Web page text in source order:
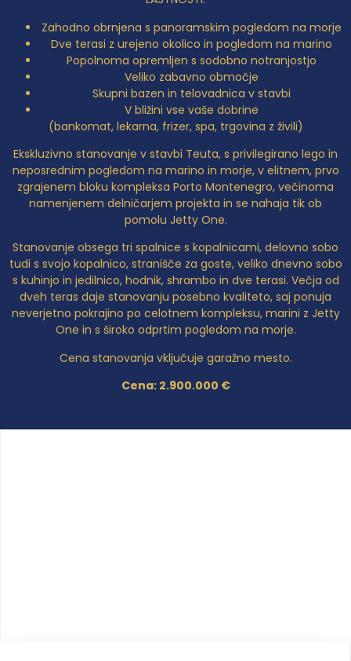
Zahodno obrnjena s panoramskim pogledom na morje
Dve terasi z urejeno okolico in pogledom na marino
Popolnoma opremljen s sodobno notranjostjo
Veliko zabavno območje
Skupni bazen in telovadnica v stavbi
V bližini vse vaše dobrine
(bankomat, lekarna, frizer, spa, trgovina z živili)
Ekskluzivno stanovanje v stavbi Teuta, s privilegirano lego in
neposrednim pogledom na marino in morje, v elitnem, prvo
zgrajenem bloku kompleksa Porto Montenegro, večinoma
namenjenem delničarjem projekta in se nahaja tik ob
pomolu Jetty One.
Stanovanje obsega tri spalnice s kopalnicami, delovno sobo
tudi s svojo kopalnico, stranišče za goste, veliko dnevno sobo
s kuhinjo in jedilnico, hodnik, shrambo in dve terasi. Večja od
dveh teras daje stanovanju posebno kvaliteto, saj ponuja
neverjetno pokrajino po celotnem kompleksu, marini z Jetty
One in s široko odprtim pogledom na morje.
Cena stanovanja vključuje garažno mesto.
Cena: 2.900.000 €